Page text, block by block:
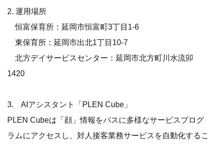
2. 運用場所
恒富保育所：延岡市恒富町3丁目1-6
東保育所：延岡市出北1丁目10-7
北方デイサービスセンター：延岡市北方町川水流卯
1420
3. AIアシスタント「PLEN Cube」
PLEN Cubeは「顔」情報をパスに多様なサービスプログ
ラムにアクセスし、対人接客業務サービスを自動化するこ